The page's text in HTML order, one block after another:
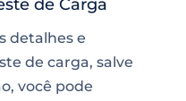
de Carga
detalhes e
de carga, salve
você pode